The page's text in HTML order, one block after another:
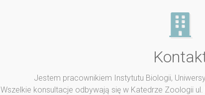
Jestem pracownikiem Instytutu Biologii,
Wszelkie konsultacje odbywają się w Katedrze Zoologii